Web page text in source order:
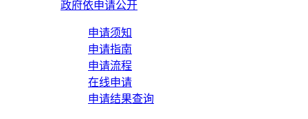
政府依申请公开
申请须知
申请指南
申请流程
在线申请
申请结果查询